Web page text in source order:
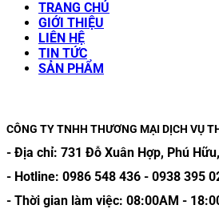
TRANG CHỦ
GIỚI THIỆU
LIÊN HỆ
TIN TỨC
SẢN PHẨM
CÔNG TY TNHH THƯƠNG MẠI DỊCH VỤ
- Địa chỉ: 731 Đỗ Xuân Hợp, Phú
- Hotline: 0986 548 436 - 0938 395
- Thời gian làm việc: 08:00AM -